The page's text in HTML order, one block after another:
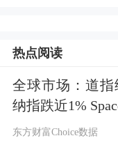
汽车。
这是自2021
面对面会晤
总统首次踏上
热点阅读
全球市场：道
纳指跌近1%
东方财富Choice数据